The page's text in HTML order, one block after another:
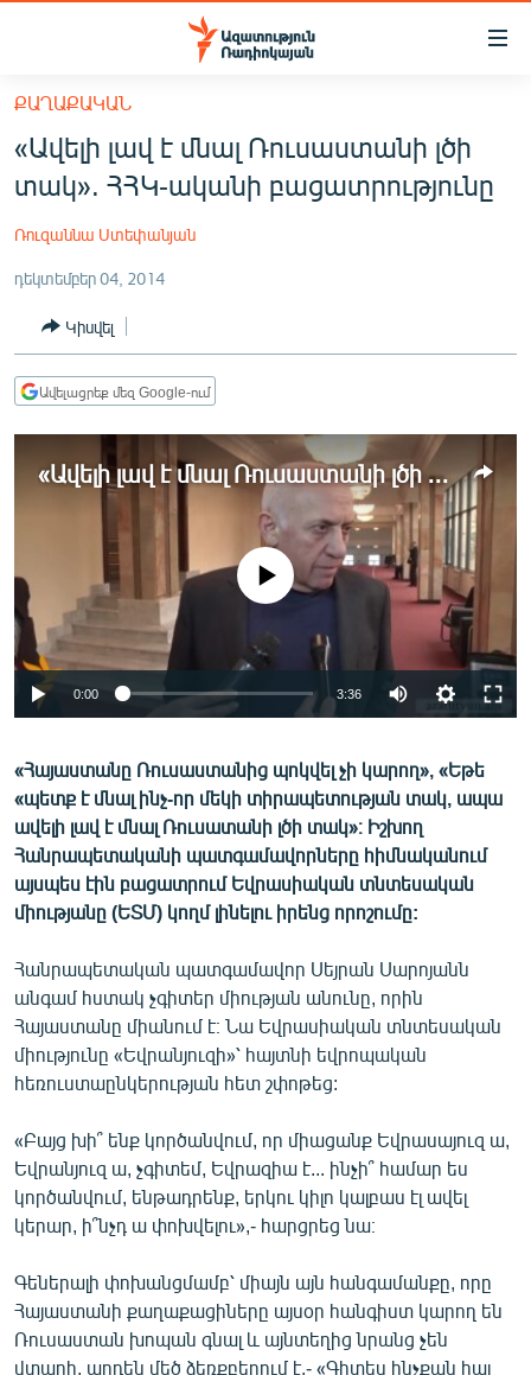
Մատչելիության
հիմնական
բովանդակությանը
հիմնական
մենյուին
ՀԱՅԱՍՏԱՆ
ՔԱՂԱՔԱԿԱՆ
ԸՆՏՐՈՒԹՅՈՒՆՆԵՐ 2026
ԻՐԱՎՈՒՆՔ
ՀԱՍԱՐԱԿՈՒԹՅՈՒՆ
ՏՆՏԵՍՈՒԹՅՈՒՆ
ՊԱՏԵՐԱԶՄԻ 6 ՇԱԲԱԹՆԵՐԸ
ՏԱՐԱԾԱՇՐՋԱՆ
ՄԻՋԱԶԳԱՅԻՆ
ՄՇԱԿՈՒՅԹ
ՍՊՈՐՏ
ՄԵԿՆԱԲԱՆՈՒԹՅՈՒՆ
ՏՏ ԵՒ ԻՆՏԵՐՆԵՏ
ԿՈՐՈՆԱՎԻՐՈՒՍ
ԱՐԽԻՎ
ՏԵՍԱՆՅՈՒԹԵՐ
ԲԱՆԱՎԵՃ
ՓՈԴՔԱՍԹ
Հայերեն
English
ՀԵՏԵՎԵՔ ՄԵԶ
«Ազատության» բոլոր կայքերը
ՔԱՂԱՔԱԿԱՆ
«Ավելի լավ է մնալ Ռուսաստանի լծի
տակ». ՀՀԿ-ականի բացատրությունը
Ռուզաննա Ստեփանյան
դեկտեմբեր 04, 2014
Կիսվել
Ավելացրեք մեզ Google-ում
«Ավելի լավ է մնալ Ռուսաստանի լծի տակ». ՀՀԿ-ականի բացատրությունը
No media source currently available
0:00 3:36
«Հայաստանը Ռուսաստանից պոկվել չի կարող», «Եթե
«պետք է մնալ ինչ-որ մեկի տիրապետության տակ, ապա
ավելի լավ է մնալ Ռուսատանի լծի տակ»։ Իշխող
Հանրապետականի պատգամավորները հիմնականում
այսպես էին բացատրում Եվրասիական տնտեսական
միությանը (ԵՏՄ) կողմ լինելու իրենց որոշումը:
Հանրապետական պատգամավոր Սեյրան Սարոյանն
անգամ հստակ չգիտեր միության անունը, որին
Հայաստանը միանում է։ Նա Եվրասիական տնտեսական
միությունը «Եվրանյուզի»՝ հայտնի եվրոպական
հեռուստաընկերության հետ շփոթեց:
«Բայց խի՞ ենք կործանվում, որ միացանք Եվրասայուզ ա,
Եվրանյուզ ա, չգիտեմ, Եվրազիա է... ինչի՞ համար ես
կործանվում, ենթադրենք, երկու կիլո կալբաս էլ ավել
կերար, ի՞նչդ ա փոխվելու»,- հարցրեց նա։
Գեներալի փոխանցմամբ՝ միայն այն հանգամանքը, որը
Հայաստանի քաղաքացիները այսօր հանգիստ կարող են
Ռուսաստան խոպան գնալ և այնտեղից նրանց չեն
վտարի, արդեն մեծ ձեռքբերում է.- «Գիտես ինչքան հայ